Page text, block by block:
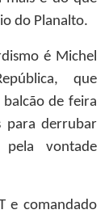
do Planalto.
é Michel
que
de feira
para derrubar
vontade
e comandado